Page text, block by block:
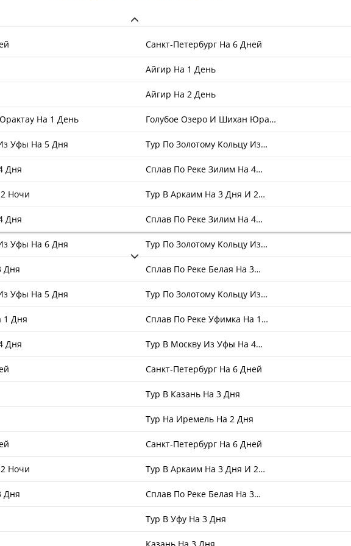
Санкт-Петербург На 6 Дней
Айгир На 1 День
Айгир На 2 День
На 1 День Голубое Озеро И Шихан Юра…
Уфы На 5 Дня Тур По Золотому Кольцу Из…
Дня Сплав По Реке Зилим На 4…
Ночи Тур В Аркаим На 3 Дня И 2…
Дня Сплав По Реке Зилим На 4…
Уфы На 6 Дня Тур По Золотому Кольцу Из…
Дня Сплав По Реке Белая На 3…
Уфы На 5 Дня Тур По Золотому Кольцу Из…
1 Дня Сплав По Реке Уфимка На 1…
Дня Тур В Москву Из Уфы На 4…
Санкт-Петербург На 6 Дней
Тур В Казань На 3 Дня
Тур На Иремель На 2 Дня
Санкт-Петербург На 6 Дней
Ночи Тур В Аркаим На 3 Дня И 2…
Дня Сплав По Реке Белая На 3…
Тур В Уфу На 3 Дня